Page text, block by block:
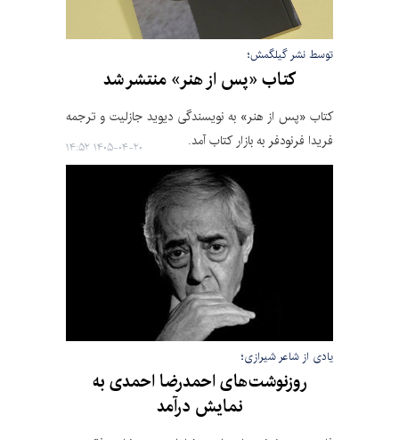
توسط نشر گیلگمش؛
کتاب «پس از هنر» منتشر شد
کتاب «پس از هنر» به نویسندگی دیوید جازلیت و ترجمه
فریدا فرنودفر به بازار کتاب آمد.
۱۴۰۵-۰۴-۲۰ ۱۴:۵۲
یادی از شاعر شیرازی؛
روزنوشت‌های احمدرضا احمدی به
نمایش درآمد